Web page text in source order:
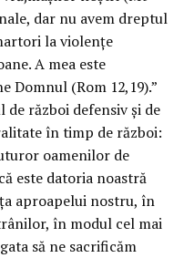
dar nu avem dreptul
la violențe
A mea este
Domnul (Rom 12,19).”
război defensiv și de
în timp de război:
oamenilor de
este datoria noastră
aproapelui nostru, în
în modul cel mai
să ne sacrificăm